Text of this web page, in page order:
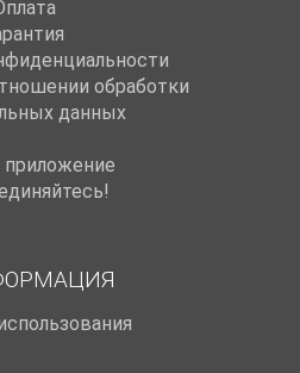
обработки
данных
приложение